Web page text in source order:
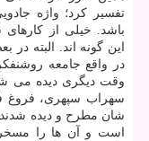
تفسیر كرد؛ واژه
باشد. خیلی از
این گونه اند. البته
در واقع جامعه
وقت دیگری دیده می
سهراب سپهری، فروغ
شان مطرح و دیده
است و آن ها را